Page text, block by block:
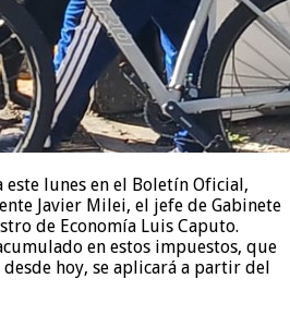
lunes en el Boletín Oficial,
Javier Milei, el jefe de Gabinete
de Economía Luis Caputo.
en estos impuestos, que
hoy, se aplicará a partir del